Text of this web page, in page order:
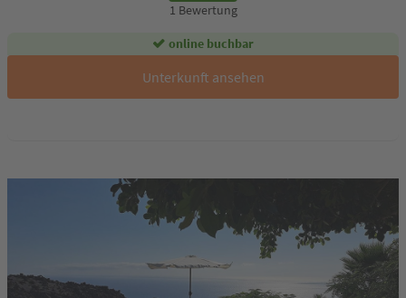
1 Bewertung
online buchbar
Unterkunft ansehen